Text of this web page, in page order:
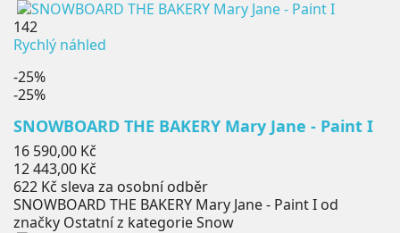
142
Rychlý náhled
-25%
-25%
SNOWBOARD THE BAKERY Mary Jane - Paint I
Běžná
cena
16 590,00 Kč
Cena
12 443,00 Kč
622 Kč sleva za osobní odběr
SNOWBOARD THE BAKERY Mary Jane - Paint I od
značky Ostatní z kategorie Snow